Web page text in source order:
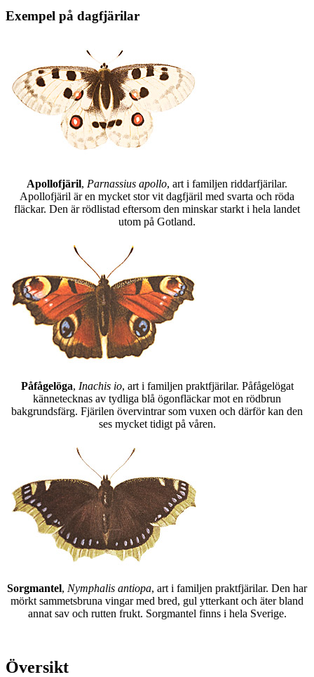
Exempel på dagfjärilar
Apollofjäril, Parnassius apollo, art i familjen riddarfjärilar.
Apollofjäril är en mycket stor vit dagfjäril med svarta och röda
fläckar. Den är rödlistad eftersom den minskar starkt i hela landet
utom på Gotland.
Påfågelöga, Inachis io, art i familjen praktfjärilar. Påfågelögat
kännetecknas av tydliga blå ögonfläckar mot en rödbrun
bakgrundsfärg. Fjärilen övervintrar som vuxen och därför kan den
ses mycket tidigt på våren.
Sorgmantel, Nymphalis antiopa, art i familjen praktfjärilar. Den har
mörkt sammetsbruna vingar med bred, gul ytterkant och äter bland
annat sav och rutten frukt. Sorgmantel finns i hela Sverige.
Översikt